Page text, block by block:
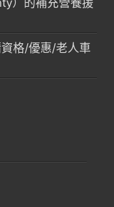
資格/優惠/老人車